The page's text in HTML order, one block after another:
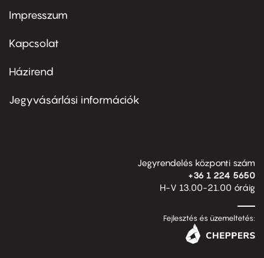
Footer
first
Impresszum
Kapcsolat
Footer
second
Házirend
Jegyvásárlási információk
Jegyrendelés központi szám
+36 1 224 5650
H-V 13.00-21.00 óráig
Fejlesztés és üzemeltetés: